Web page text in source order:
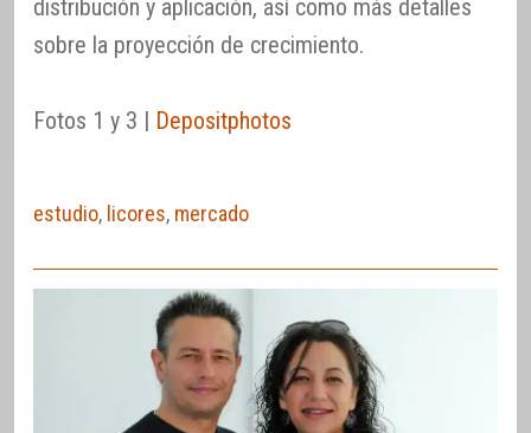
distribución y aplicación, así como más detalles
sobre la proyección de crecimiento.
Fotos 1 y 3 | Depositphotos
estudio, licores, mercado